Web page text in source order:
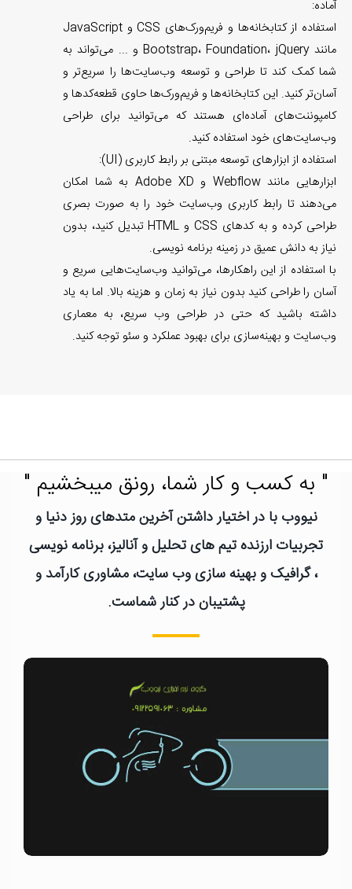
آماده:
استفاده از کتابخانه‌ها و فریم‌ورک‌های CSS و JavaScript
مانند Bootstrap، Foundation، jQuery و ... می‌تواند به
شما کمک کند تا طراحی و توسعه وب‌سایت‌ها را سریع‌تر و
آسان‌تر کنید. این کتابخانه‌ها و فریم‌ورک‌ها حاوی قطعه‌کد‌ها و
کامپوننت‌های آماده‌ای هستند که می‌توانید برای طراحی
وب‌سایت‌های خود استفاده کنید.
استفاده از ابزارهای توسعه مبتنی بر رابط کاربری (UI):
ابزارهایی مانند Webflow و Adobe XD به شما امکان
می‌دهند تا رابط کاربری وب‌سایت خود را به صورت بصری
طراحی کرده و به کدهای CSS و HTML تبدیل کنید، بدون
نیاز به دانش عمیق در زمینه برنامه نویسی.
با استفاده از این راهکارها، می‌توانید وب‌سایت‌هایی سریع و
آسان را طراحی کنید بدون نیاز به زمان و هزینه بالا. اما به یاد
داشته باشید که حتی در طراحی وب سریع، به معماری
وب‌سایت و بهینه‌سازی برای بهبود عملکرد و سئو توجه کنید.
" به کسب و کار شما، رونق میبخشیم "
نیووب با در اختیار داشتن آخرین متدهای روز دنیا و
تجربیات ارزنده تیم های تحلیل و آنالیز، برنامه نویسی
، گرافیک و بهینه سازی وب سایت، مشاوری کارآمد و
پشتیبان در کنار شماست.